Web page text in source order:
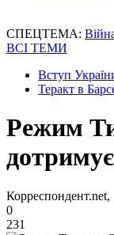
СПЕЦТЕМА:
ВСІ ТЕМИ
Вступ
Теракт в
Режим
Корреспондент.net,
0
231